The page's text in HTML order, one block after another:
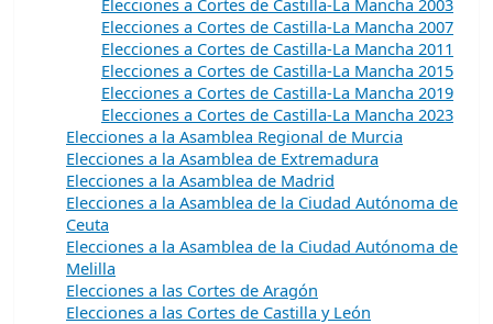
Elecciones a Cortes de Castilla-La Mancha 2007
Elecciones a Cortes de Castilla-La Mancha 2011
Elecciones a Cortes de Castilla-La Mancha 2015
Elecciones a Cortes de Castilla-La Mancha 2019
Elecciones a Cortes de Castilla-La Mancha 2023
Elecciones a la Asamblea Regional de Murcia
Elecciones a la Asamblea de Extremadura
Elecciones a la Asamblea de Madrid
Elecciones a la Asamblea de la Ciudad Autónoma de
Ceuta
Elecciones a la Asamblea de la Ciudad Autónoma de
Melilla
Elecciones a las Cortes de Aragón
Elecciones a las Cortes de Castilla y León